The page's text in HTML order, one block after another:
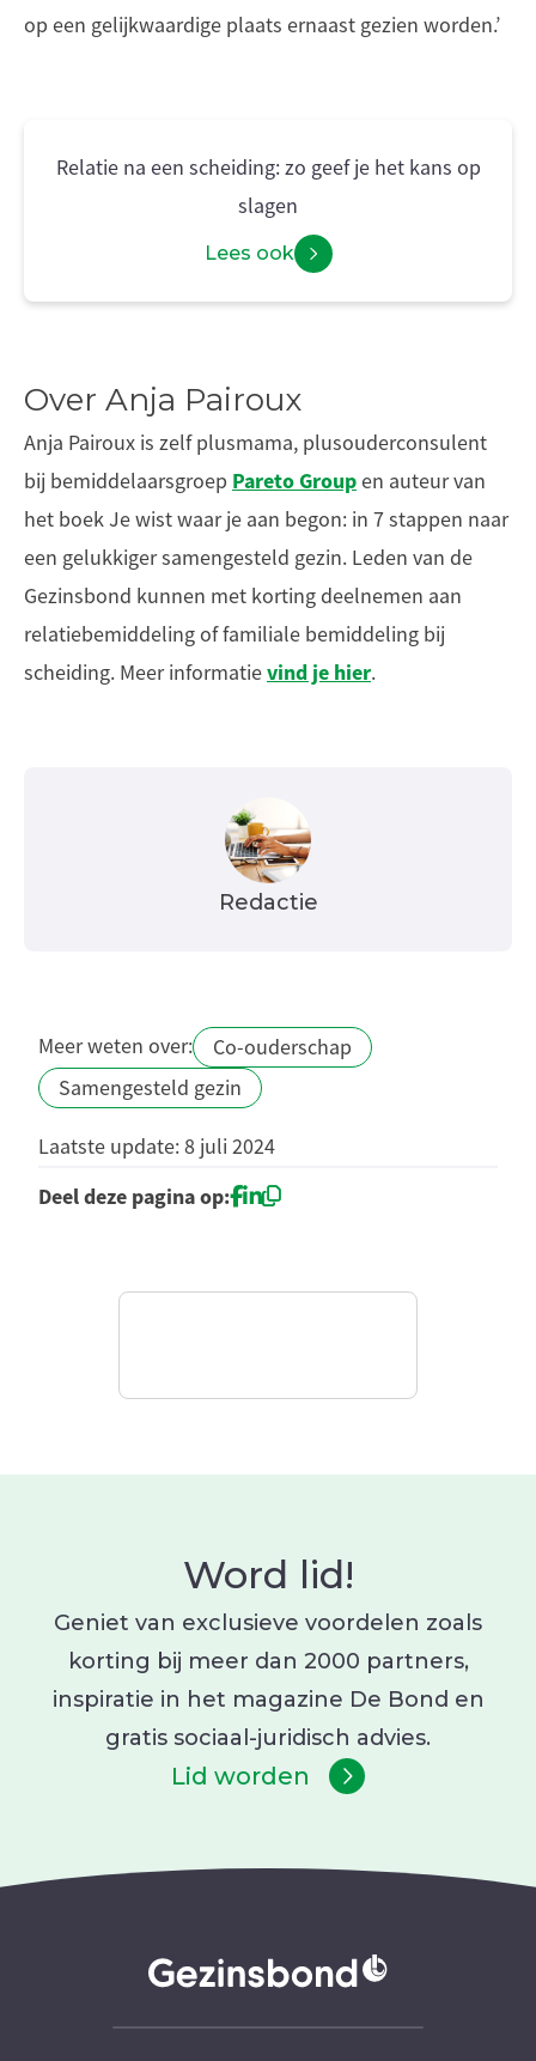
op een gelijkwaardige plaats ernaast gezien worden.’
Relatie na een scheiding: zo geef je het kans op
slagen
Lees ook
Over Anja Pairoux
Anja Pairoux is zelf plusmama, plusouderconsulent
bij bemiddelaarsgroep Pareto Groupen auteur van
het boek Je wist waar je aan begon: in 7 stappen naar
een gelukkiger samengesteld gezin. Leden van de
Gezinsbond kunnen met korting deelnemen aan
relatiebemiddeling of familiale bemiddeling bij
scheiding. Meer informatievind je hier.
Redactie
Meer weten over:
Co-ouderschap
Samengesteld gezin
Laatste update: 8 juli 2024
Deel deze pagina op:
Word lid!
Geniet van exclusieve voordelen zoals
korting bij meer dan 2000 partners,
inspiratie in het magazine De Bond en
gratis sociaal-juridisch advies.
Lid worden